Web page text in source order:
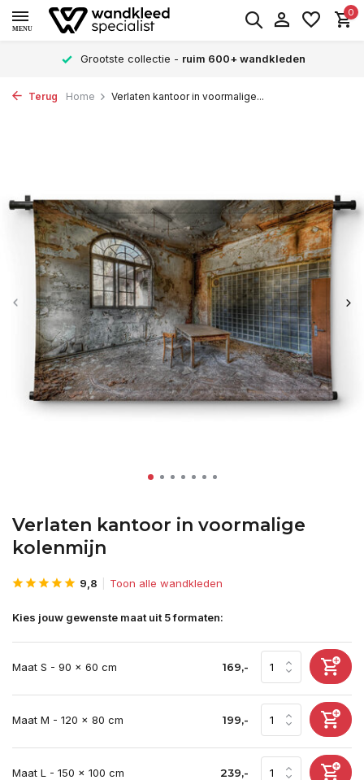
MENU
0
Grootste collectie - ruim 600+ wandkleden
Terug Home Verlaten kantoor in voormalige...
Verlaten kantoor in voormalige
kolenmijn
9,8 Toon alle wandkleden
Kies jouw gewenste maat uit 5 formaten:
Maat S - 90 x 60 cm 169,-
Maat M - 120 x 80 cm 199,-
Maat L - 150 x 100 cm 239,-